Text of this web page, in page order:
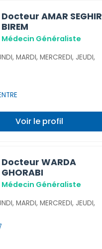
Docteur AMAR SEGHIR
BIREM
Médecin Généraliste
MARDI, MERCREDI, JEUDI,
Voir le profil
Docteur WARDA
GHORABI
Médecin Généraliste
MARDI, MERCREDI, JEUDI,